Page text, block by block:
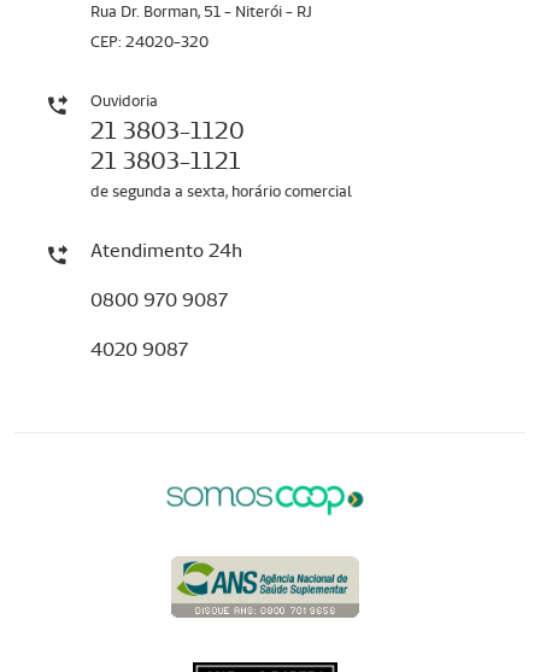
Rua Dr. Borman, 51 - Niterói - RJ
CEP: 24020-320
Ouvidoria
21 3803-1120
21 3803-1121
de segunda a sexta, horário comercial
Atendimento 24h
0800 970 9087
4020 9087